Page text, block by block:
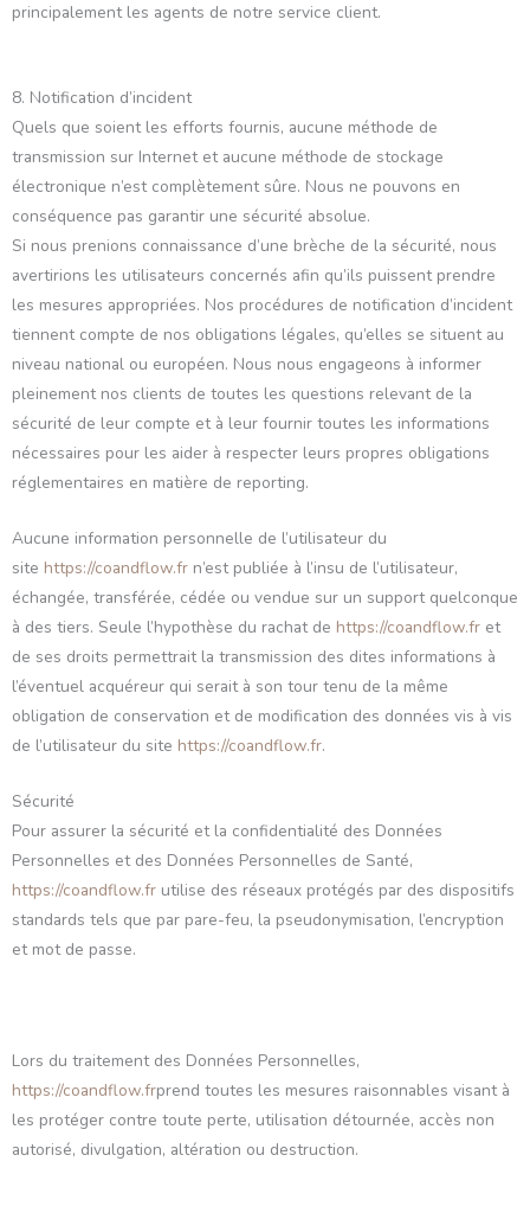
principalement les agents de notre service client.
8. Notification d’incident
Quels que soient les efforts fournis, aucune méthode de
transmission sur Internet et aucune méthode de stockage
électronique n’est complètement sûre. Nous ne pouvons en
conséquence pas garantir une sécurité absolue.
Si nous prenions connaissance d’une brèche de la sécurité, nous
avertirions les utilisateurs concernés afin qu’ils puissent prendre
les mesures appropriées. Nos procédures de notification d’incident
tiennent compte de nos obligations légales, qu’elles se situent au
niveau national ou européen. Nous nous engageons à informer
pleinement nos clients de toutes les questions relevant de la
sécurité de leur compte et à leur fournir toutes les informations
nécessaires pour les aider à respecter leurs propres obligations
réglementaires en matière de reporting.
Aucune information personnelle de l’utilisateur du
site https://coandflow.fr n’est publiée à l’insu de l’utilisateur,
échangée, transférée, cédée ou vendue sur un support quelconque
à des tiers. Seule l’hypothèse du rachat de https://coandflow.fr et
de ses droits permettrait la transmission des dites informations à
l’éventuel acquéreur qui serait à son tour tenu de la même
obligation de conservation et de modification des données vis à vis
de l’utilisateur du site https://coandflow.fr.
Sécurité
Pour assurer la sécurité et la confidentialité des Données
Personnelles et des Données Personnelles de Santé,
https://coandflow.fr utilise des réseaux protégés par des dispositifs
standards tels que par pare-feu, la pseudonymisation, l’encryption
et mot de passe.
Lors du traitement des Données Personnelles,
https://coandflow.frprend toutes les mesures raisonnables visant à
les protéger contre toute perte, utilisation détournée, accès non
autorisé, divulgation, altération ou destruction.